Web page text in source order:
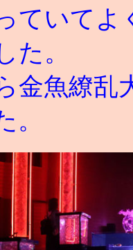
ていて
た。
金魚繚乱
。